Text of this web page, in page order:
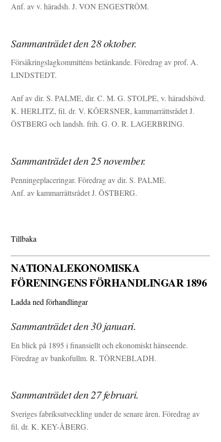
Anf. av v. häradsh. J. VON ENGESTRÖM.
Sammanträdet den 28 oktober.
Försäkringslagkommitténs betänkande. Föredrag av prof. A.
LINDSTEDT.
Anf av dir. S. PALME, dir. C. M. G. STOLPE, v. häradshövd.
K. HERLITZ, fil. dr. V. KÔERSNER, kammarrättsrådet J.
ÖSTBERG och landsh. frih. G. O. R. LAGERBRING.
Sammanträdet den 25 november.
Penningeplaceringar. Föredrag av dir. S. PALME.
Anf. av kammarrättsrådet J. ÖSTBERG.
Tillbaka
NATIONALEKONOMISKA
FÖRENINGENS FÖRHANDLINGAR 1896
Ladda ned förhandlingar
Sammanträdet den 30 januari.
En blick på 1895 i finansiellt och ekonomiskt hänseende.
Föredrag av bankofullm. R. TÖRNEBLADH.
Sammanträdet den 27 februari.
Sveriges fabriksutveckling under de senare åren. Föredrag av
fil. dr. K. KEY-ÅBERG.